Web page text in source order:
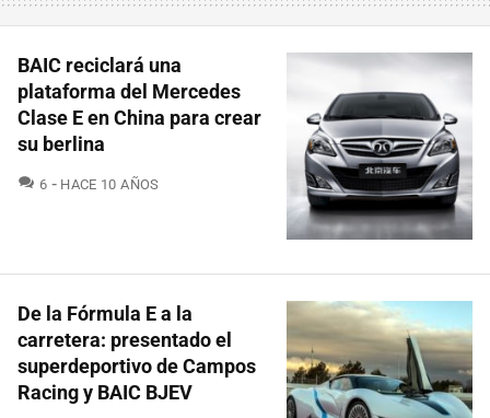
BAIC reciclará una
plataforma del Mercedes
Clase E en China para crear
su berlina
6 COMENTARIOS
HACE 10 AÑOS
De la Fórmula E a la
carretera: presentado el
superdeportivo de Campos
Racing y BAIC BJEV